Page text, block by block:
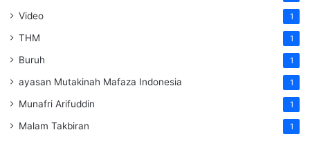
Video 1
THM 1
Buruh 1
ayasan Mutakinah Mafaza Indonesia 1
Munafri Arifuddin 1
Malam Takbiran 1